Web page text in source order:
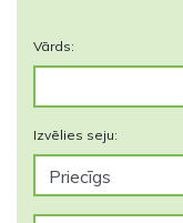
Vārds:
Izvēlies seju: